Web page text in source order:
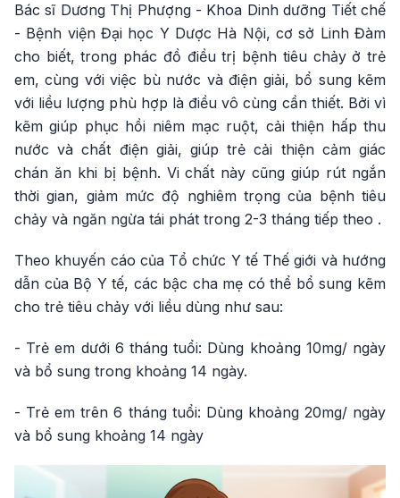
Bác sĩ Dương Thị Phượng - Khoa Dinh dưỡng Tiết chế
- Bệnh viện Đại học Y Dược Hà Nội, cơ sở Linh Đàm
cho biết, trong phác đồ điều trị bệnh tiêu chảy ở trẻ
em, cùng với việc bù nước và điện giải, bổ sung kẽm
với liều lượng phù hợp là điều vô cùng cần thiết. Bởi vì
kẽm giúp phục hồi niêm mạc ruột, cải thiện hấp thu
nước và chất điện giải, giúp trẻ cải thiện cảm giác
chán ăn khi bị bệnh. Vi chất này cũng giúp rút ngắn
thời gian, giảm mức độ nghiêm trọng của bệnh tiêu
chảy và ngăn ngừa tái phát trong 2-3 tháng tiếp theo .
Theo khuyến cáo của Tổ chức Y tế Thế giới và hướng
dẫn của Bộ Y tế, các bậc cha mẹ có thể bổ sung kẽm
cho trẻ tiêu chảy với liều dùng như sau:
- Trẻ em dưới 6 tháng tuổi: Dùng khoảng 10mg/ ngày
và bổ sung trong khoảng 14 ngày.
- Trẻ em trên 6 tháng tuổi: Dùng khoảng 20mg/ ngày
và bổ sung khoảng 14 ngày